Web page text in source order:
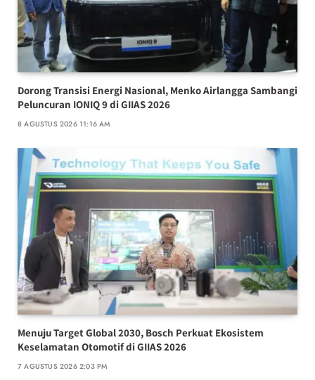
Dorong Transisi Energi Nasional, Menko Airlangga Sambangi
Peluncuran IONIQ 9 di GIIAS 2026
8 AGUSTUS 2026 11:16 AM
Menuju Target Global 2030, Bosch Perkuat Ekosistem
Keselamatan Otomotif di GIIAS 2026
7 AGUSTUS 2026 2:03 PM